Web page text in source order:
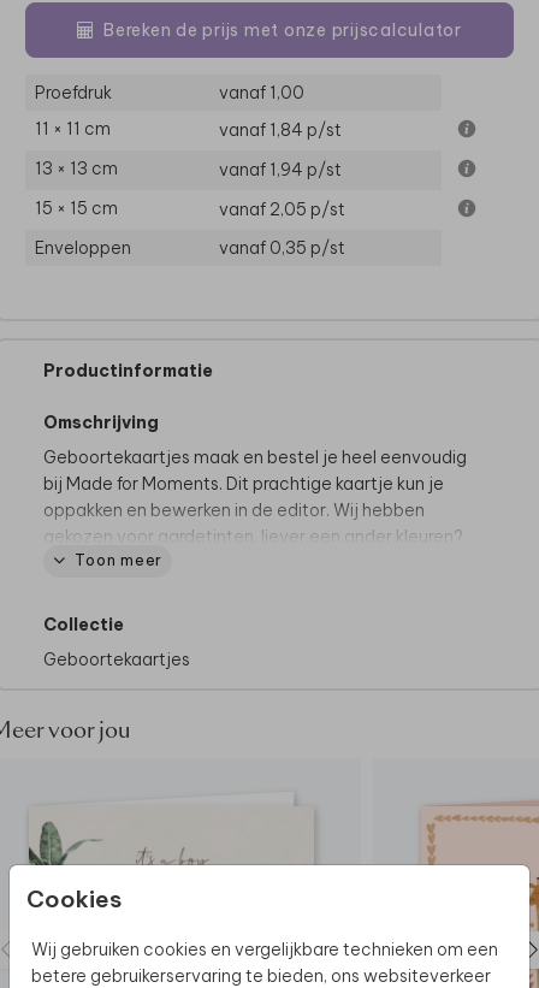
Cookies
Wij gebruiken cookies en vergelijkbare technieken om een
betere gebruikerservaring te bieden, ons websiteverkeer
Bereken de prijs met onze prijscalculator
Proefdruk
vanaf 1,00
11 × 11 cm
vanaf 1,84 p/st
13 × 13 cm
vanaf 1,94 p/st
15 × 15 cm
vanaf 2,05 p/st
Enveloppen
vanaf 0,35 p/st
Productinformatie
Omschrijving
Geboortekaartjes maak en bestel je heel eenvoudig
bij Made for Moments. Dit prachtige kaartje kun je
oppakken en bewerken in de editor. Wij hebben
gekozen voor aardetinten, liever een ander kleuren?
Dit kun je heel gemakkelijk zelf aanpassen!
Tips van onze makers:
• Onze makers kiezen voor een kraft envelop
envelop dicht te plakken met een
in stijl van je geboortekaartje
aan. Zowel rond als vierkant beschikbaar.
Toon meer
Collectie
Geboortekaartjes
voor jou